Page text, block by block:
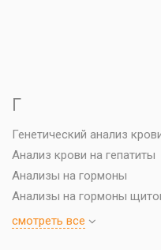
Г
Генетический анализ
Анализ крови на гепатиты
Анализы на гормоны
Анализы на гормоны
cмотреть все